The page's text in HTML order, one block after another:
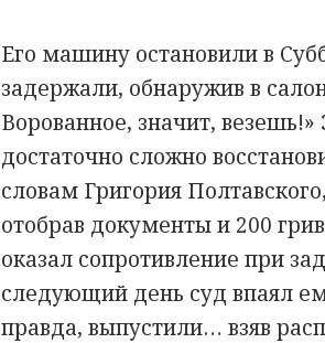
Его машину остановили в
задержали, обнаружив в
Ворованное, значит,
достаточно сложно
словам Григория
отобрав документы и 200
оказал сопротивление при
следующий день суд впаял
правда, выпустили… взяв